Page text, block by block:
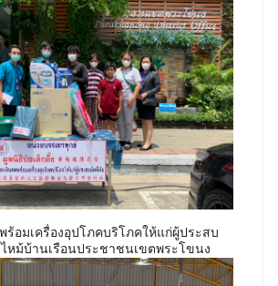
ร้อมเครื่องอุปโภคบริโภคให้แก่ผู้ประสบ
ไหม้บ้านเรือนประชาชนเขตพระโขนง